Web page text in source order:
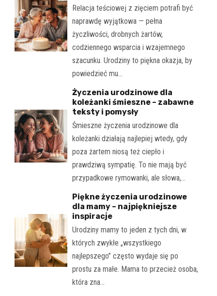
Relacja teściowej z zięciem potrafi być
naprawdę wyjątkowa — pełna
życzliwości, drobnych żartów,
codziennego wsparcia i wzajemnego
szacunku. Urodziny to piękna okazja, by
powiedzieć mu…
Życzenia urodzinowe dla
koleżanki śmieszne – zabawne
teksty i pomysły
Śmieszne życzenia urodzinowe dla
koleżanki działają najlepiej wtedy, gdy
poza żartem niosą też ciepło i
prawdziwą sympatię. To nie mają być
przypadkowe rymowanki, ale słowa,…
Piękne życzenia urodzinowe
dla mamy – najpiękniejsze
inspiracje
Urodziny mamy to jeden z tych dni, w
których zwykłe „wszystkiego
najlepszego” często wydaje się po
prostu za małe. Mama to przecież osoba,
która zna…